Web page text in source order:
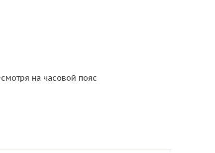
на часовой пояс